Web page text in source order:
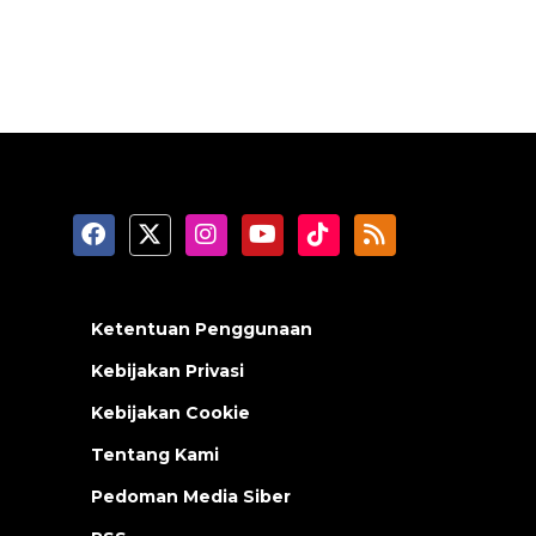
Ketentuan Penggunaan
Kebijakan Privasi
Kebijakan Cookie
Tentang Kami
Pedoman Media Siber